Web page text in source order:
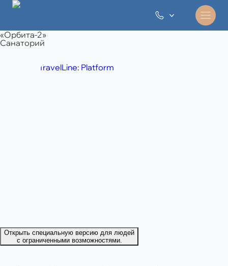
«Орбита-2»
Санаторий
8 495 994 06 45
TravelLine: Platform
Открыть специальную версию для людей
с ограниченными возможностями.